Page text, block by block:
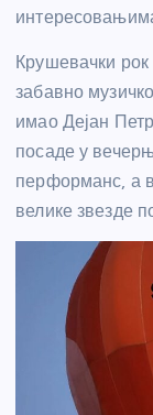
Крушевачки рок
забавно
имао Дејан
посаде у
перформанс, а
велике звезде